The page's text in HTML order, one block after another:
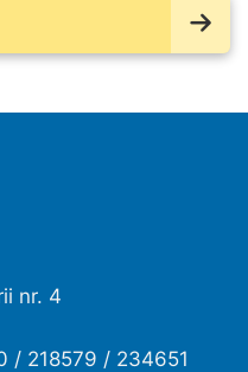
nr. 4
/ 218579 / 234651